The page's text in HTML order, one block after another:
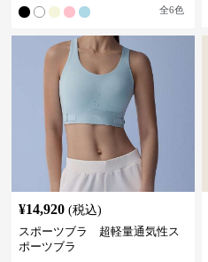
全6色
¥14,920 (税込)
スポーツブラ 超軽量通気性ス
ポーツブラ